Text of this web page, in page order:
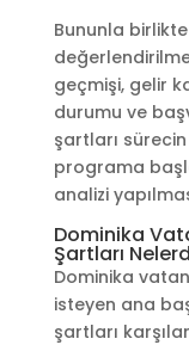
Bununla birlikte
geçmişi, gelir
durumu ve
şartları
programa
analizi
Dominika
Şartları
Dominika
isteyen ana
şartları